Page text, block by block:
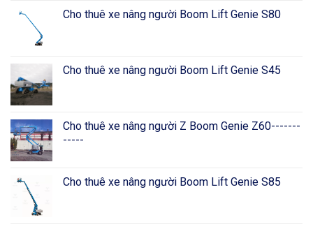
Cho thuê xe nâng người Boom Lift Genie S80
Cho thuê xe nâng người Boom Lift Genie S45
Cho thuê xe nâng người Z Boom Genie Z60-------
-----
Cho thuê xe nâng người Boom Lift Genie S85